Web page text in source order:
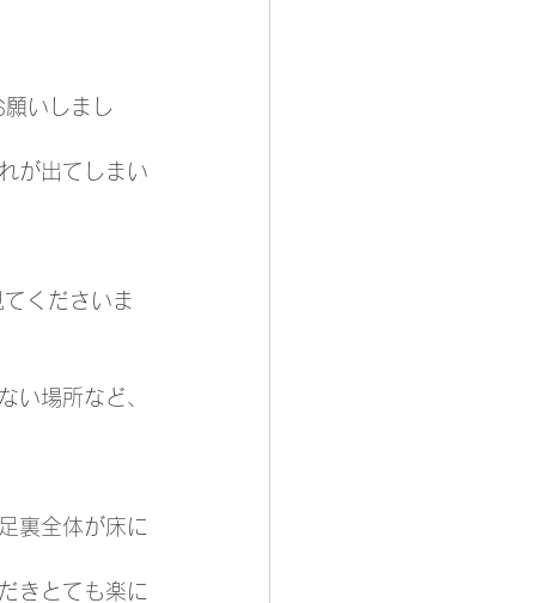
いしまし
が出てしまい
くださいま
い場所など、
裏全体が床に
きとても楽に